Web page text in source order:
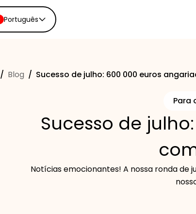
Português
Español
/ Blog / Sucesso de julho: 600 000 euros
Para
Sucesso de
Notícias emocionantes! A nossa ronda de